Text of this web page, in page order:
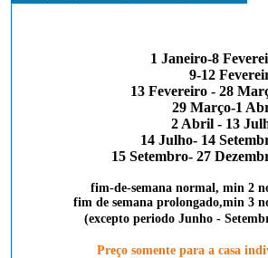
1 Janeiro-8
9-12
13 Fevereiro - 28
29 Março-1
2 Abril - 13
14 Julho- 14
15 Setembro- 27
fim-de-semana normal, min 2
fim de semana prolongado,min 3
(excepto periodo Junho -
Preço somente para a casa